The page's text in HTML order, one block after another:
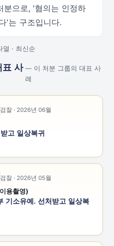
분으로, '혐의는 인정하
'는 구조입니다.
· 최신순
사 — 이 처분 그룹의 대표 사
례
검찰 · 2026년 06월
고 일상복귀
검찰 · 2026년 05월
용촬영)
기소유예. 선처받고 일상복